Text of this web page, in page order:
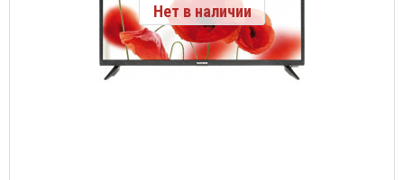
Нет в наличии